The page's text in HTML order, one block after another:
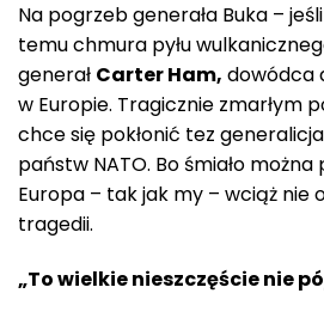
Na pogrzeb generała Buka –
temu chmura pyłu
generał Carter Ham, dowódca
w Europie. Tragicznie zmarłym
chce się pokłonić tez
państw NATO. Bo śmiało można
Europa – tak jak my – wciąż nie
tragedii.
„To wielkie nieszczęście nie